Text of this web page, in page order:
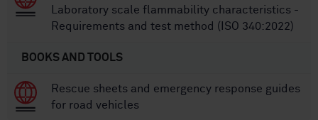
Laboratory scale flammability characteristics -
Requirements and test method (ISO 340:2022)
BOOKS AND TOOLS
Rescue sheets and emergency response guides
for road vehicles